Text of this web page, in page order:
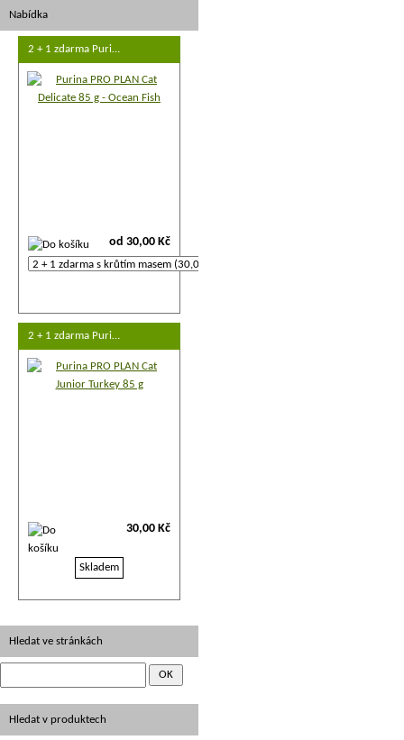
Nabídka
2 + 1 zdarma Puri…
od 30,00 Kč
2 + 1 zdarma Puri…
30,00 Kč
Skladem
Hledat ve stránkách
Hledat v produktech